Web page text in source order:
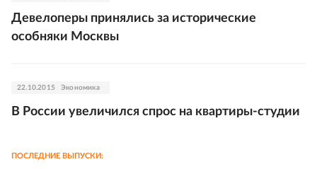
Девелоперы принялись за исторические
особняки Москвы
22.10.2015 Экономика
В России увеличился спрос на квартиры-студии
ПОСЛЕДНИЕ ВЫПУСКИ: